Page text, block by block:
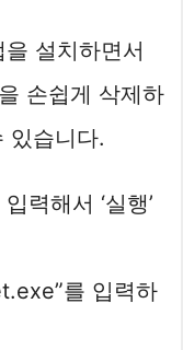
설치하면서
손쉽게 삭제하
있습니다.
력해서 ‘실행’
를 입력하